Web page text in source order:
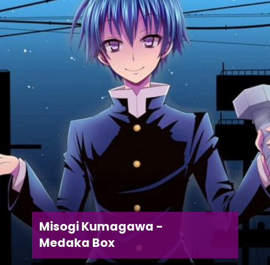
Misogi Kumagawa -
Medaka Box